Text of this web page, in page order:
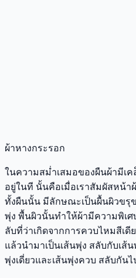
ผ้าหางกระรอก
ในความสม่ำเสมอของผืนผ้ามีเ
อยู่ในที นั้นคือเมื่อเราสัมผัสหน้า
ทั้งผืนนั้น มีลักษณะเป็นผื้นผิวขรุ
พุ่ง พื้นผิวนั้นทำให้ผ้ามีความพิเศ
ลับที่ว่าเกิดจากการควบไหมสีเดี
แล้วนำมาเป็นเส้นพุ่ง สลับกับเส้
พุ่งเดี่ยวและเส้นพุ่งควบ สลับกัน